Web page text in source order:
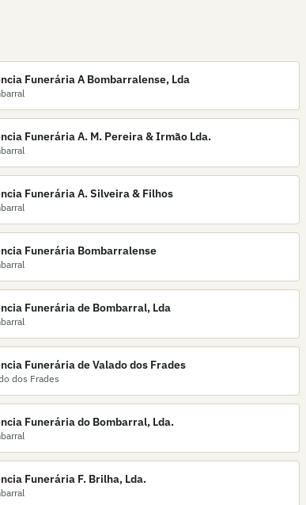
Funerária A Bombarralense, Lda
Funerária A. M. Pereira & Irmão Lda.
Funerária A. Silveira & Filhos
Funerária Bombarralense
Funerária de Bombarral, Lda
Funerária de Valado dos Frades
dos Frades
Funerária do Bombarral, Lda.
Funerária F. Brilha, Lda.